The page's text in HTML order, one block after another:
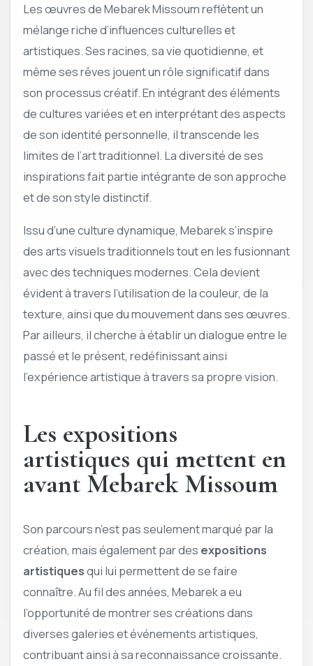
Les œuvres de Mebarek Missoum reflètent un
mélange riche d’influences culturelles et
artistiques. Ses racines, sa vie quotidienne, et
même ses rêves jouent un rôle significatif dans
son processus créatif. En intégrant des éléments
de cultures variées et en interprétant des aspects
de son identité personnelle, il transcende les
limites de l’art traditionnel. La diversité de ses
inspirations fait partie intégrante de son approche
et de son style distinctif.
Issu d’une culture dynamique, Mebarek s’inspire
des arts visuels traditionnels tout en les fusionnant
avec des techniques modernes. Cela devient
évident à travers l’utilisation de la couleur, de la
texture, ainsi que du mouvement dans ses œuvres.
Par ailleurs, il cherche à établir un dialogue entre le
passé et le présent, redéfinissant ainsi
l’expérience artistique à travers sa propre vision.
Les expositions
artistiques qui mettent en
avant Mebarek Missoum
Son parcours n’est pas seulement marqué par la
création, mais également par des expositions
artistiquesqui lui permettent de se faire
connaître. Au fil des années, Mebarek a eu
l’opportunité de montrer ses créations dans
diverses galeries et événements artistiques,
contribuant ainsi à sa reconnaissance croissante.